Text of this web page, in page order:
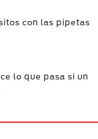
con las pipetas
lo que pasa si un